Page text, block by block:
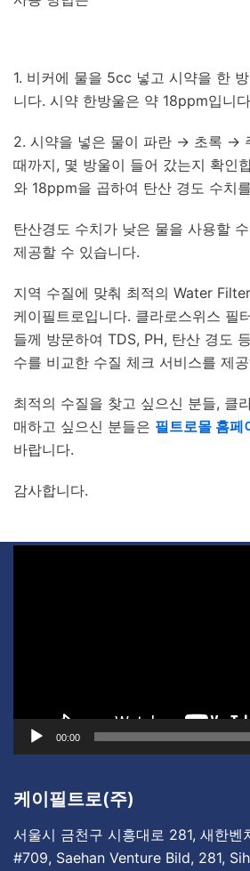
1. 비커에 물을 5cc 넣고 시약을 한
니다. 시약 한방울은 약 18ppm입니
2. 시약을 넣은 물이 파란 → 초록 →
때까지, 몇 방울이 들어 갔는지 확인
와 18ppm을 곱하여 탄산 경도 수치
탄산경도 수치가 낮은 물을 사용할
제공할 수 있습니다.
지역 수질에 맞춰 최적의 Water
케이필트로입니다. 클라로스위스 필
들께 방문하여 TDS, PH, 탄산 경도
수를 비교한 수질 체크 서비스를 제
최적의 수질을 찾고 싶으신 분들, 클
매하고 싶으신 분들은 필트로몰 홈페
바랍니다.
감사합니다.
00:00
케이필트로(주)
서울시 금천구 시흥대로 281, 새한벤
#709, Saehan Venture Bild, 281,